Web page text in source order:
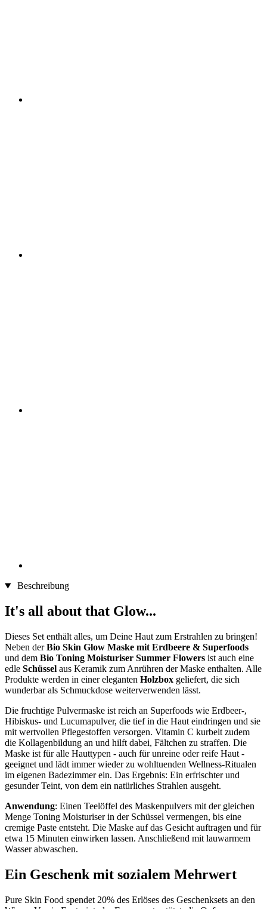
Beschreibung
It's all about that Glow...
Dieses Set enthält alles, um Deine Haut zum Erstrahlen zu bringen!
Neben derBio Skin Glow Maske mit Erdbeere & Superfoods
und dem Bio Toning Moisturiser Summer Flowers ist auch eine
edle Schüssel aus Keramik zum Anrühren der Maske enthalten. Alle
Produkte werden in einer eleganten Holzbox geliefert, die sich
wunderbar als Schmuckdose weiterverwenden lässt.
Die fruchtige Pulvermaske ist reich an Superfoods wie Erdbeer-,
Hibiskus- und Lucumapulver, die tief in die Haut eindringen und sie
mit wertvollen Pflegestoffen versorgen. Vitamin C kurbelt zudem
die Kollagenbildung an und hilft dabei, Fältchen zu straffen. Die
Maske ist für alle Hauttypen - auch für unreine oder reife Haut -
geeignet und lädt immer wieder zu wohltuenden Wellness-Ritualen
im eigenen Badezimmer ein. Das Ergebnis: Ein erfrischter und
gesunder Teint, von dem ein natürliches Strahlen ausgeht.
Anwendung: Einen Teelöffel des Maskenpulvers mit der gleichen
Menge Toning Moisturiser in der Schüssel vermengen, bis eine
cremige Paste entsteht. Die Maske auf das Gesicht auftragen und für
etwa 15 Minuten einwirken lassen. Anschließend mit lauwarmem
Wasser abwaschen.
Ein Geschenk mit sozialem Mehrwert
Pure Skin Food spendet 20% des Erlöses des Geschenksets an den